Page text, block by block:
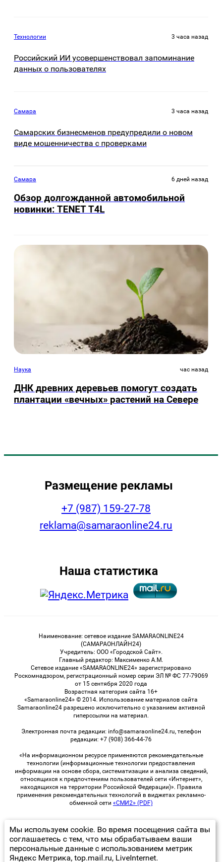
Технологии 3 часа назад
Российский ИИ усовершенствовал запоминание
данных о пользователях
Самара 3 часа назад
Самарских бизнесменов предупредили о новом
виде мошенничества с проверками
Самара 6 дней назад
Обзор долгожданной автомобильной
новинки: TENET Т4L
Наука час назад
ДНК древних деревьев помогут создать
плантации «вечных» растений на Севере
Размещение рекламы
+7 (987) 159-27-78
reklama@samaraonline24.ru
Наша статистика
Наименование: сетевое издание SAMARAONLINE24
(САМАРАОНЛАЙН24)
Учредитель: ООО «Городской Сайт».
Главный редактор: Максименко А.М.
Сетевое издание «SAMARAONLINE24» зарегистрировано
Роскомнадзором, регистрационный номер серии ЭЛ № ФС 77-79069
от 15 сентября 2020 года
Возрастная категория сайта 16+
«Samaraonline24» © 2014. Использование материалов сайта
Samaraonline24 разрешено исключительно с указанием активной
гиперссылки на материал.
Электронная почта редакции: info@samaraonline24.ru, телефон
редакции: +7 (908) 366-44-76
«На информационном ресурсе применяются рекомендательные
технологии (информационные технологии предоставления
информации на основе сбора, систематизации и анализа сведений,
относящихся к предпочтениям пользователей сети «Интернет»,
находящихся на территории Российской Федерации)». Правила
применения рекомендательных технологий в виджетах рекламно-
обменной сети «СМИ2» (PDF)
© 2026 «samaraOnline24» | Все права защищены
Возрастная категория сайта 16+
Мы используем cookie. Во время посещения сайта вы
соглашаетесь с тем, что мы обрабатываем ваши
персональные данные с использованием метрик
Яндекс Метрика, top.mail.ru, LiveInternet.